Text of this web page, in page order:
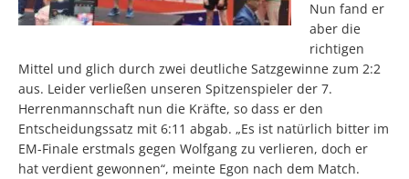
Nun fand er
aber die
richtigen
Mittel und glich durch zwei deutliche Satzgewinne zum 2:2
aus. Leider verließen unseren Spitzenspieler der 7.
Herrenmannschaft nun die Kräfte, so dass er den
Entscheidungssatz mit 6:11 abgab. „Es ist natürlich bitter im
EM-Finale erstmals gegen Wolfgang zu verlieren, doch er
hat verdient gewonnen“, meinte Egon nach dem Match.